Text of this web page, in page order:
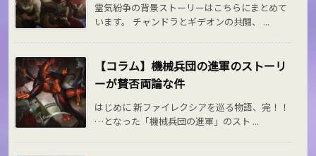
霊気紛争の背景ストーリーはこちらにまとめて
います。 チャンドラとギデオンの共闘、 ...
【コラム】機械兵団の進軍のストーリ
ーが賛否両論な件
はじめに 新ファイレクシアを巡る物語、完！！
…となった「機械兵団の進軍」のスト ...